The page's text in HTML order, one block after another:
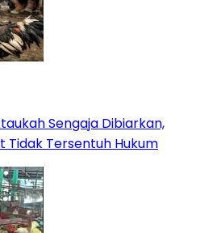
Sengaja Dibiarkan,
Tidak Tersentuh Hukum